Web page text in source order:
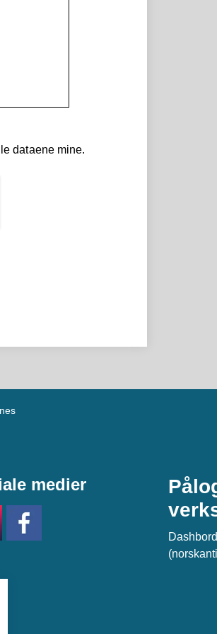
dataene mine.
medier
Dashbord